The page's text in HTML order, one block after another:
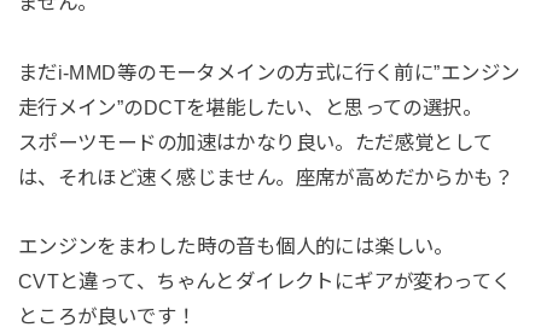
まだi-MMD等のモータメインの方式に行く前に”エンジン
走行メイン”のDCTを堪能したい、と思っての選択。
スポーツモードの加速はかなり良い。ただ感覚として
は、それほど速く感じません。座席が高めだからかも？
エンジンをまわした時の音も個人的には楽しい。
CVTと違って、ちゃんとダイレクトにギアが変わってく
ところが良いです！